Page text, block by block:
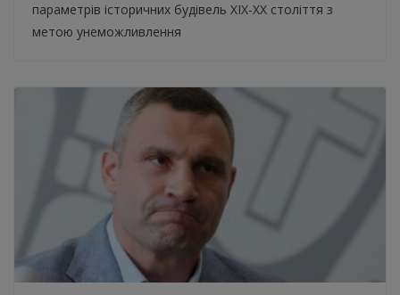
параметрів історичних будівель ХІХ-ХХ століття з
метою унеможливлення